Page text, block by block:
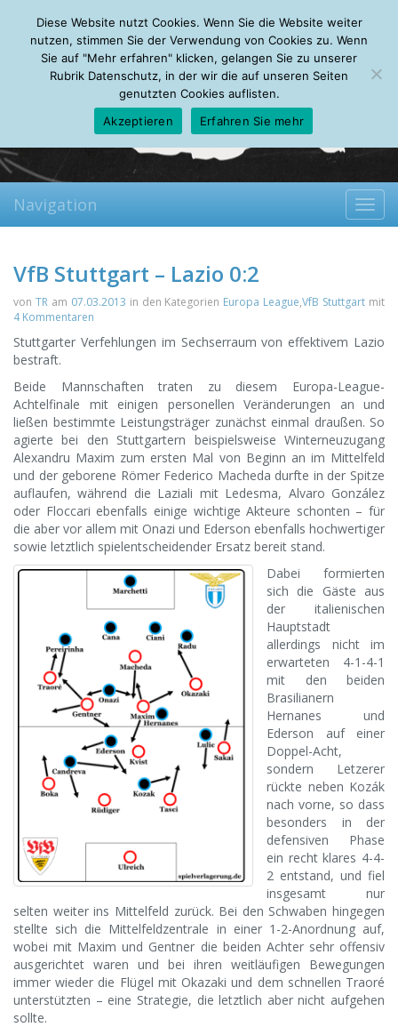
Friday, 07.08.2026
Mein Account
About Autoren Leseempfehlungen FAQ
Navigation
VfB Stuttgart – Lazio 0:2
von TRam 07.03.2013 in den Kategorien Europa League,VfB Stuttgart mit
4 Kommentaren
Stuttgarter Verfehlungen im Sechserraum von effektivem Lazio
bestraft.
Beide Mannschaften traten zu diesem Europa-League-
Achtelfinale mit einigen personellen Veränderungen an und
ließen bestimmte Leistungsträger zunächst einmal draußen. So
agierte bei den Stuttgartern beispielsweise Winterneuzugang
Alexandru Maxim zum ersten Mal von Beginn an im Mittelfeld
und der geborene Römer Federico Macheda durfte in der Spitze
auflaufen, während die Laziali mit Ledesma, Alvaro González
oder Floccari ebenfalls einige wichtige Akteure schonten – für
die aber vor allem mit Onazi und Ederson ebenfalls hochwertiger
sowie letztlich spielentscheidender Ersatz bereit stand.
Dabei formierten
sich die Gäste aus
der italienischen
Hauptstadt
allerdings nicht im
erwarteten 4-1-4-1
mit den beiden
Brasilianern
Hernanes und
Ederson auf einer
Doppel-Acht,
sondern Letzerer
rückte neben Kozák
nach vorne, so dass
besonders in der
defensiven Phase
ein recht klares 4-4-
2 entstand, und fiel
insgesamt nur
selten weiter ins Mittelfeld zurück. Bei den Schwaben hingegen
stellte sich die Mittelfeldzentrale in einer 1-2-Anordnung auf,
wobei mit Maxim und Gentner die beiden Achter sehr offensiv
ausgerichtet waren und bei ihren weitläufigen Bewegungen
immer wieder die Flügel mit Okazaki und dem schnellen Traoré
unterstützten – eine Strategie, die letztlich aber nicht aufgehen
sollte.
Diese Website nutzt Cookies. Wenn Sie die Website weiter
nutzen, stimmen Sie der Verwendung von Cookies zu. Wenn
Sie auf "Mehr erfahren" klicken, gelangen Sie zu unserer
Rubrik Datenschutz, in der wir die auf unseren Seiten
genutzten Cookies auflisten.
Akzeptieren
Erfahren Sie mehr